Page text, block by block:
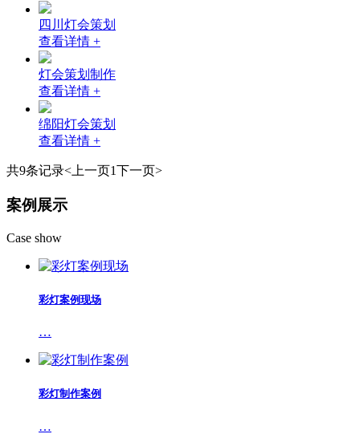
四川灯会策划
查看详情 +
灯会策划制作
查看详情 +
绵阳灯会策划
查看详情 +
共9条记录<上一页1下一页>
案例展示
Case show
彩灯案例现场
…
彩灯制作案例
…